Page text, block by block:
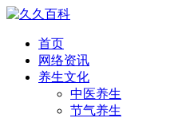
首页
网络资讯
养生文化
中医养生
节气养生